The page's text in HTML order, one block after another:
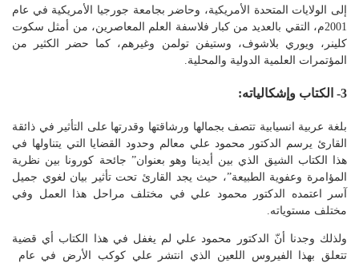
إلى الولايات المتحدة الأمريكية، وحاضر بجامعة جورجيا الأمريكية في عام
2001م، التقي بالعديد من كبار فلاسفة العلم المعاصرين، من أمثل سكوت
كلينر، ويوري بلاشوف، وستيفن تولمن وغيرهم، كما حضر الكثير من
المؤتمرات العلمية الدولية والمحلية.
3- الكتاب وإشكالياته:
بلغة عربية انسيابية تتصف بجمالها ورشاقتها وقدرتها على التأثير في ذائقة
القارئ يرسم الدكتور محمود علي معالم وحدود القضايا التي يتناولها في
هذا الكتاب الشيق الذي بين أيدينا وهو بعنوان” جائحة كورونا بين نظرية
المؤامرة وعفوية الطبيعة”، حيث يجد القارئ تحت تأثير بيان لغوي جميل
آسر اعتمده الدكتور محمود علي في مختلف مراحل هذا العمل وفي
مختلف مستوياته.
ولذلك وجدنا أنّ الدكتور محمود علي لم يغفل في هذا الكتاب أي قضية
تتعلق بهذا الفيروس اللعين الذي انتشر علي كوكب الأرض في عام